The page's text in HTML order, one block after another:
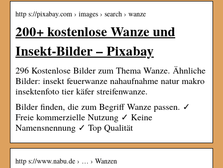
http s://pixabay.com › images › search › wanze
200+ kostenlose Wanze und
Insekt-Bilder – Pixabay
296 Kostenlose Bilder zum Thema Wanze. Ähnliche
Bilder: insekt feuerwanze nahaufnahme natur makro
insektenfoto tier käfer streifenwanze.
Bilder finden, die zum Begriff Wanze passen. ✓
Freie kommerzielle Nutzung ✓ Keine
Namensnennung ✓ Top Qualität
http s://www.nabu.de › … › Wanzen